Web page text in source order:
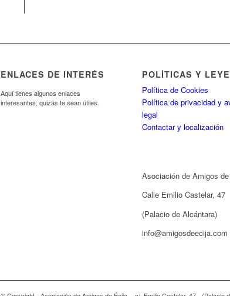
ENLACES DE INTERÉS
Aquí tienes algunos enlaces
interesantes, quizás te sean útiles.
POLÍTICAS Y
Política de Cookies
Política de privacidad y
legal
Contactar y localización
Asociación de Amigos
Calle Emilio Castelar, 47
(Palacio de Alcántara)
info@amigosdeecija.com